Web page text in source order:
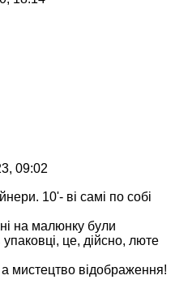
09:02
10'- ві самі по собі
на малюнку були
це, дійсно, люте
мистецтво відображення!